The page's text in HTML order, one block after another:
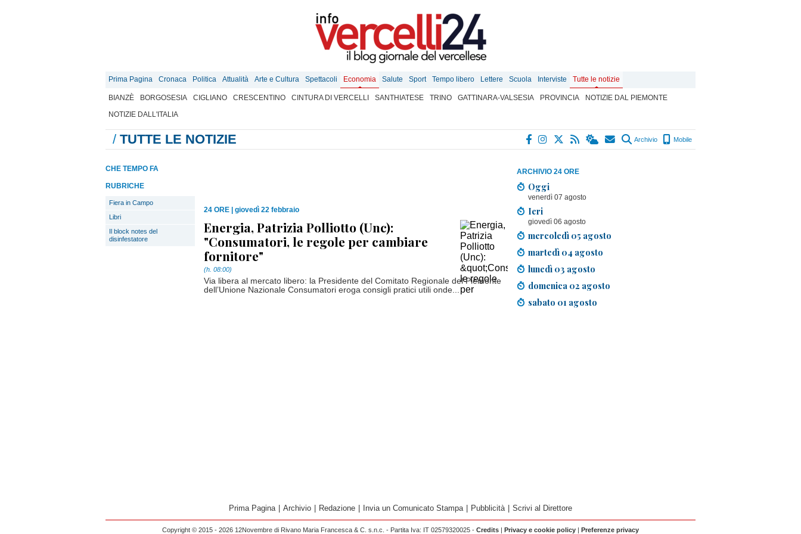
Prima Pagina Cronaca Politica Attualità Arte e Cultura Spettacoli Economia Salute Sport Tempo libero Lettere Scuola Interviste Tutte le notizie
BIANZÈ BORGOSESIA CIGLIANO CRESCENTINO CINTURA DI VERCELLI SANTHIATESE TRINO GATTINARA-VALSESIA PROVINCIA
NOTIZIE DAL PIEMONTE
NOTIZIE DALL'ITALIA
/ TUTTE LE NOTIZIE Archivio Mobile
ARCHIVIO 24 ORE
Oggi
venerdì 07 agosto
Ieri
giovedì 06 agosto
mercoledì 05 agosto
martedì 04 agosto
lunedì 03 agosto
domenica 02 agosto
sabato 01 agosto
CHE TEMPO FA
RUBRICHE
Fiera in Campo
Libri
Il block notes del
disinfestatore
24 ORE giovedì 22 febbraio
Energia, Patrizia Polliotto (Unc):
"Consumatori, le regole per cambiare
fornitore"
(h. 08:00)
Via libera al mercato libero: la Presidente del Comitato Regionale del Piemonte
dell’Unione Nazionale Consumatori eroga consigli pratici utili onde...
Prima Pagina Archivio Redazione Invia un Comunicato Stampa Pubblicità Scrivi al Direttore
Copyright © 2015 - 2026 12Novembre di Rivano Maria Francesca & C. s.n.c. - Partita Iva: IT 02579320025 - Credits | Privacy e cookie policy | Preferenze privacy